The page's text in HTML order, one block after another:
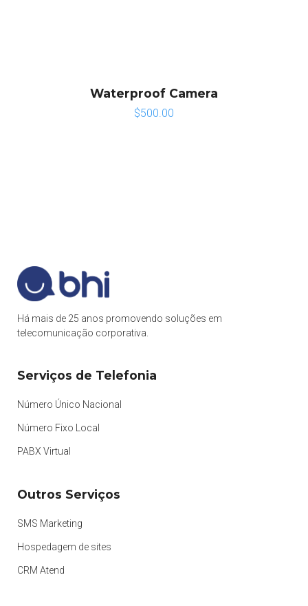
Waterproof Camera
$500.00
Há mais de 25 anos promovendo soluções em
telecomunicação corporativa.
Serviços de Telefonia
Número Único Nacional
Número Fixo Local
PABX Virtual
Outros Serviços
SMS Marketing
Hospedagem de sites
CRM Atend